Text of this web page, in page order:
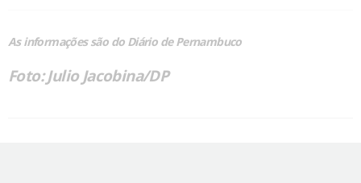
As informações são do Diário de Pernambuco
Foto: Julio Jacobina/DP